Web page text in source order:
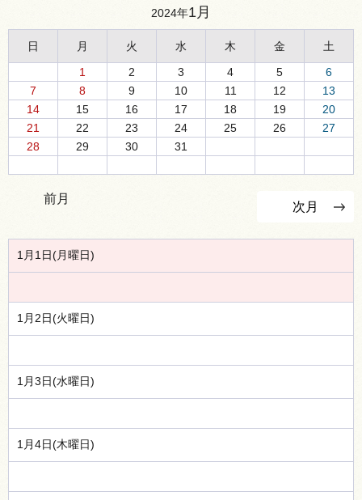
2024年1月
日 月 火 水 木 金
土
1
2 3 4 5
6
7
8 9 10 11 12
13
14
15 16 17 18 19
20
21
22 23 24 25 26
27
28
29 30 31
前月
次月
1月1日(月曜日)
1月2日(火曜日)
1月3日(水曜日)
1月4日(木曜日)